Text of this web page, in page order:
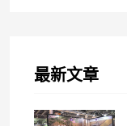
最新文章